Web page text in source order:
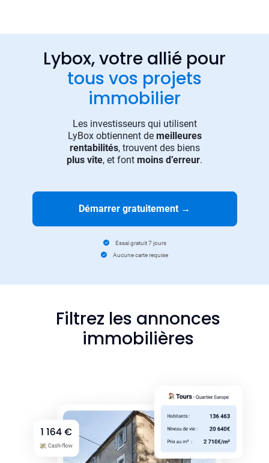
Lybox, votre allié pour
tous vos projets
immobilier
Les investisseurs qui utilisent
LyBox obtiennent de meilleures
rentabilités, trouvent des biens
plus vite, et font moins d’erreur.
Démarrer gratuitement →
Essai gratuit 7 jours
Aucune carte requise
Filtrez les annonces
immobilières